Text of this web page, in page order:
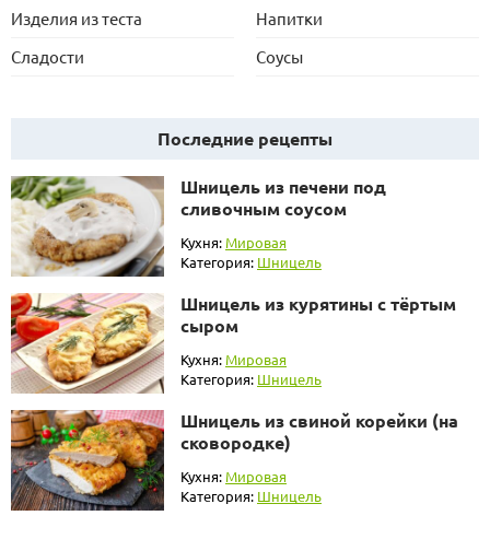
Изделия из теста
Напитки
Сладости
Соусы
Последние рецепты
Шницель из печени под
сливочным соусом
Кухня: Мировая
Категория: Шницель
Шницель из курятины с тёртым
сыром
Кухня: Мировая
Категория: Шницель
Шницель из свиной корейки (на
сковородке)
Кухня: Мировая
Категория: Шницель